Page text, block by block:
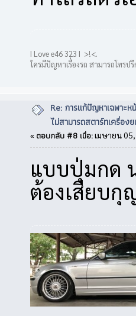
I Love e46 323 I >!<.
ใครมีปัญหาเรื่องรถ สามารถโทรป
Re: การแก้ปัญหาเฉพาะ
ไม่สามารถสตาร์ทเครื่อง
« ตอบกลับ #8 เมื่อ:เมษายน
แบบปุ่มกด
ต้องเสียบกุ